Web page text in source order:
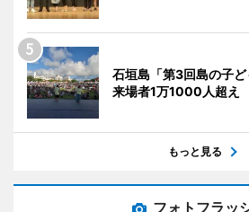
石垣島「第3回島の子
来場者1万1000人超え
もっと見る
フォトフラッ